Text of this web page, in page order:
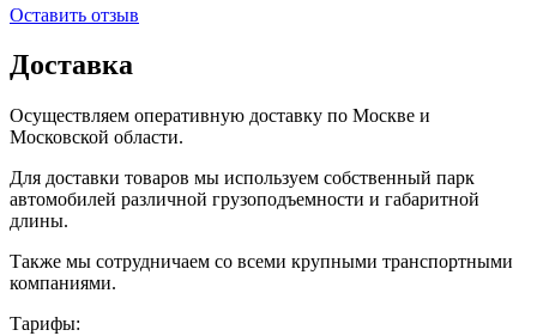
Оставить отзыв
Доставка
Осуществляем оперативную доставку по Москве и
Московской области.
Для доставки товаров мы используем собственный парк
автомобилей различной грузоподъемности и габаритной
длины.
Также мы сотрудничаем со всеми крупными транспортными
компаниями.
Тарифы: